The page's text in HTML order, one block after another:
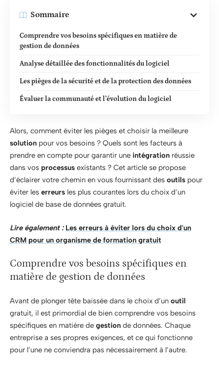
Sommaire
Comprendre vos besoins spécifiques en matière de
gestion de données
Analyse détaillée des fonctionnalités du logiciel
Les pièges de la sécurité et de la protection des données
Évaluer la communauté et l’évolution du logiciel
Alors, comment éviter les pièges et choisir la meilleure
solution pour vos besoins ? Quels sont les facteurs à
prendre en compte pour garantir une intégration réussie
dans vos processus existants ? Cet article se propose
d’éclairer votre chemin en vous fournissant des outils pour
éviter les erreurs les plus courantes lors du choix d’un
logiciel de base de données gratuit.
Lire également : Les erreurs à éviter lors du choix d'un
CRM pour un organisme de formation gratuit
Comprendre vos besoins spécifiques en
matière de gestion de données
Avant de plonger tête baissée dans le choix d’un outil
gratuit, il est primordial de bien comprendre vos besoins
spécifiques en matière de gestion de données. Chaque
entreprise a ses propres exigences, et ce qui fonctionne
pour l’une ne conviendra pas nécessairement à l’autre.